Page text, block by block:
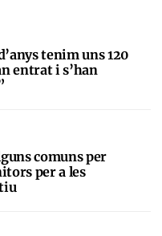
tenim uns 120
entrat i s’han
comuns per
per a les